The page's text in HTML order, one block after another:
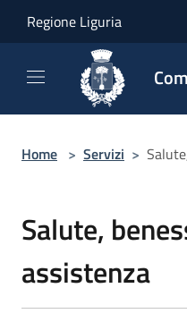
Regione Liguria
Home > Servizi >
Salute,
assistenza